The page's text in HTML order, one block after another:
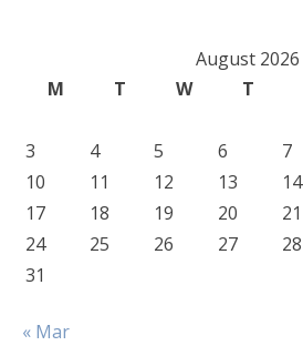
August 2026
M
T W T
3
4 5 6 7
10
11 12 13 14
17
18 19 20 21
24
25 26 27 28
31
« Mar